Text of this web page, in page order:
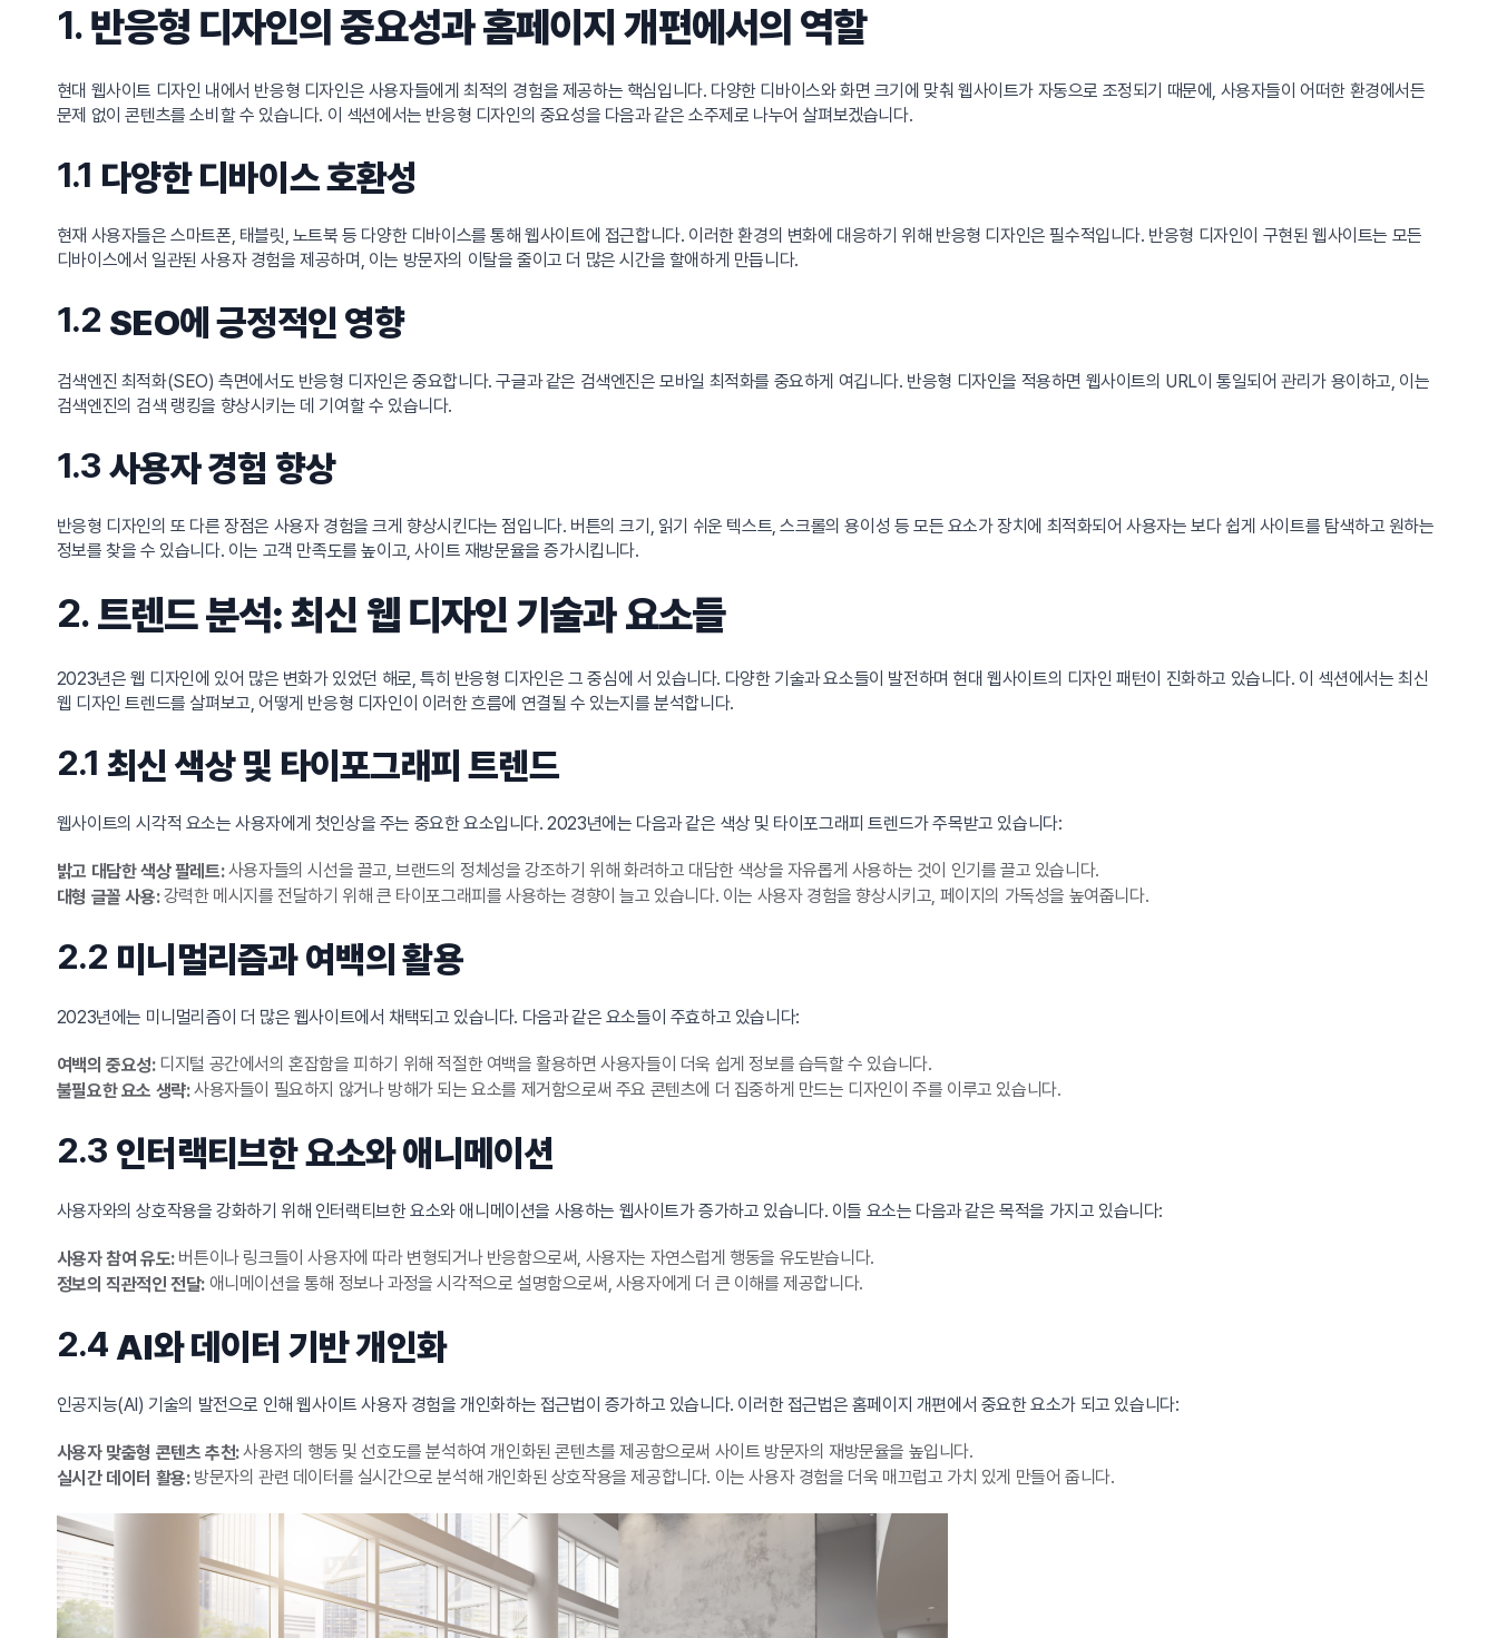
1.반응형 디자인의 중요성과 홈페이지 개편에서의 역할
현대 웹사이트 디자인 내에서 반응형 디자인은 사용자들에게 최적의 경험을 제공하는 핵심입니다. 다양한 디바이스와 화면 크기에 맞춰 웹사이트가 자동으로 조정되기 때문에, 사용자들이 어떠한 환경에서든
문제 없이 콘텐츠를 소비할 수 있습니다. 이 섹션에서는 반응형 디자인의 중요성을 다음과 같은 소주제로 나누어 살펴보겠습니다.
1.1 다양한 디바이스 호환성
현재 사용자들은 스마트폰, 태블릿, 노트북 등 다양한 디바이스를 통해 웹사이트에 접근합니다. 이러한 환경의 변화에 대응하기 위해 반응형 디자인은 필수적입니다. 반응형 디자인이 구현된 웹사이트는 모든
디바이스에서 일관된 사용자 경험을 제공하며, 이는 방문자의 이탈을 줄이고 더 많은 시간을 할애하게 만듭니다.
1.2 SEO에 긍정적인 영향
검색엔진 최적화(SEO) 측면에서도 반응형 디자인은 중요합니다. 구글과 같은 검색엔진은 모바일 최적화를 중요하게 여깁니다. 반응형 디자인을 적용하면 웹사이트의 URL이 통일되어 관리가 용이하고, 이는
검색엔진의 검색 랭킹을 향상시키는 데 기여할 수 있습니다.
1.3사용자 경험 향상
반응형 디자인의 또 다른 장점은 사용자 경험을 크게 향상시킨다는 점입니다. 버튼의 크기, 읽기 쉬운 텍스트, 스크롤의 용이성 등 모든 요소가 장치에 최적화되어 사용자는 보다 쉽게 사이트를 탐색하고 원하는
정보를 찾을 수 있습니다. 이는 고객 만족도를 높이고, 사이트 재방문율을 증가시킵니다.
2.트렌드 분석: 최신 웹 디자인 기술과 요소들
2023년은 웹 디자인에 있어 많은 변화가 있었던 해로, 특히 반응형 디자인은 그 중심에 서 있습니다. 다양한 기술과 요소들이 발전하며 현대 웹사이트의 디자인 패턴이 진화하고 있습니다. 이 섹션에서는 최신
웹 디자인 트렌드를 살펴보고, 어떻게 반응형 디자인이 이러한 흐름에 연결될 수 있는지를 분석합니다.
2.1최신 색상 및 타이포그래피 트렌드
웹사이트의 시각적 요소는 사용자에게 첫인상을 주는 중요한 요소입니다. 2023년에는 다음과 같은 색상 및 타이포그래피 트렌드가 주목받고 있습니다:
밝고 대담한 색상 팔레트:사용자들의 시선을 끌고, 브랜드의 정체성을 강조하기 위해 화려하고 대담한 색상을 자유롭게 사용하는 것이 인기를 끌고 있습니다.
대형 글꼴 사용:강력한 메시지를 전달하기 위해 큰 타이포그래피를 사용하는 경향이 늘고 있습니다. 이는 사용자 경험을 향상시키고, 페이지의 가독성을 높여줍니다.
2.2 미니멀리즘과 여백의 활용
2023년에는 미니멀리즘이 더 많은 웹사이트에서 채택되고 있습니다. 다음과 같은 요소들이 주효하고 있습니다:
여백의 중요성:디지털 공간에서의 혼잡함을 피하기 위해 적절한 여백을 활용하면 사용자들이 더욱 쉽게 정보를 습득할 수 있습니다.
불필요한 요소 생략:사용자들이 필요하지 않거나 방해가 되는 요소를 제거함으로써 주요 콘텐츠에 더 집중하게 만드는 디자인이 주를 이루고 있습니다.
2.3 인터랙티브한 요소와 애니메이션
사용자와의 상호작용을 강화하기 위해 인터랙티브한 요소와 애니메이션을 사용하는 웹사이트가 증가하고 있습니다. 이들 요소는 다음과 같은 목적을 가지고 있습니다:
사용자 참여 유도:버튼이나 링크들이 사용자에 따라 변형되거나 반응함으로써, 사용자는 자연스럽게 행동을 유도받습니다.
정보의 직관적인 전달:애니메이션을 통해 정보나 과정을 시각적으로 설명함으로써, 사용자에게 더 큰 이해를 제공합니다.
2.4 AI와 데이터 기반 개인화
인공지능(AI) 기술의 발전으로 인해 웹사이트 사용자 경험을 개인화하는 접근법이 증가하고 있습니다. 이러한 접근법은 홈페이지 개편에서 중요한 요소가 되고 있습니다:
사용자 맞춤형 콘텐츠 추천:사용자의 행동 및 선호도를 분석하여 개인화된 콘텐츠를 제공함으로써 사이트 방문자의 재방문율을 높입니다.
실시간 데이터 활용:방문자의 관련 데이터를 실시간으로 분석해 개인화된 상호작용을 제공합니다. 이는 사용자 경험을 더욱 매끄럽고 가치 있게 만들어 줍니다.